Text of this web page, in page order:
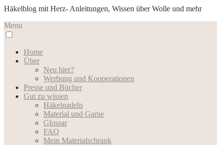
Häkelblog mit Herz- Anleitungen, Wissen über Wolle und mehr
Menu
Home
Über
Neu hier?
Werbung und Kooperationen
Presse und Bücher
Gut zu wissen
Häkelnadeln
Material und Garne
Glossar
FAQ
Mein Materialschrank